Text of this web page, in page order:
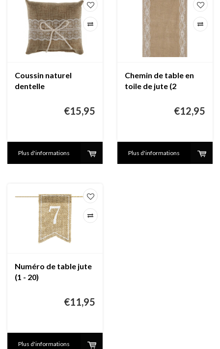
Coussin naturel
dentelle
€15,95
Plus d'informations
Chemin de table en
toile de jute (2
€12,95
Plus d'informations
Numéro de table jute
(1 - 20)
€11,95
Plus d'informations